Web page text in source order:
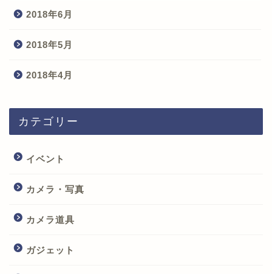
2018年6月
2018年5月
2018年4月
カテゴリー
イベント
カメラ・写真
カメラ道具
ガジェット